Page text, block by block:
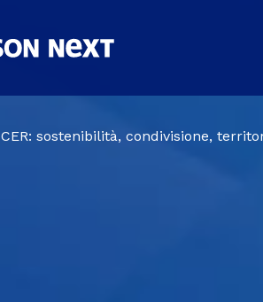
CER: sostenibilità, condivisione,